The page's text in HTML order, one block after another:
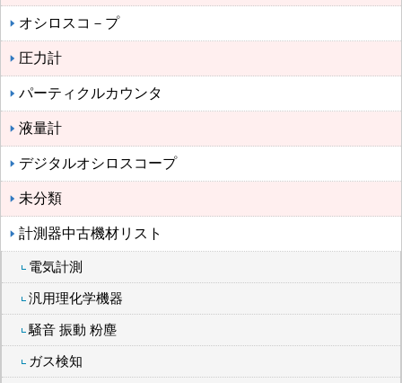
オシロスコ－プ
圧力計
パーティクルカウンタ
液量計
デジタルオシロスコープ
未分類
計測器中古機材リスト
電気計測
汎用理化学機器
騒音 振動 粉塵
ガス検知